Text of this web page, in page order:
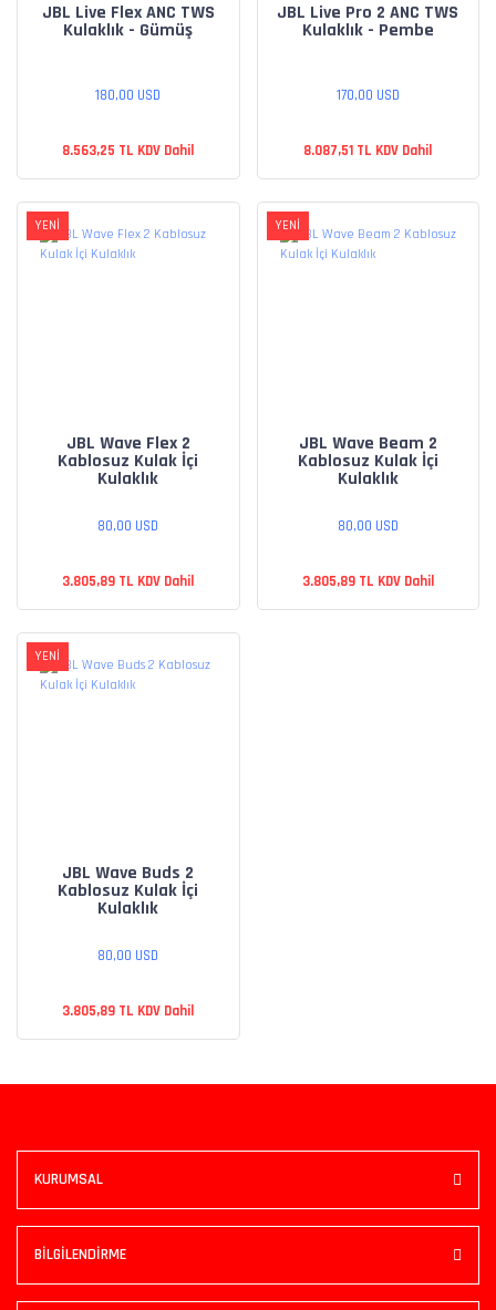
JBL Live Flex ANC TWS
Kulaklık - Gümüş
180,00 USD
8.563,25 TL KDV Dahil
JBL Live Pro 2 ANC TWS
Kulaklık - Pembe
170,00 USD
8.087,51 TL KDV Dahil
YENİ
JBL Wave Flex 2
Kablosuz Kulak İçi
Kulaklık
80,00 USD
3.805,89 TL KDV Dahil
YENİ
JBL Wave Beam 2
Kablosuz Kulak İçi
Kulaklık
80,00 USD
3.805,89 TL KDV Dahil
YENİ
JBL Wave Buds 2
Kablosuz Kulak İçi
Kulaklık
80,00 USD
3.805,89 TL KDV Dahil
KURUMSAL
BİLGİLENDİRME